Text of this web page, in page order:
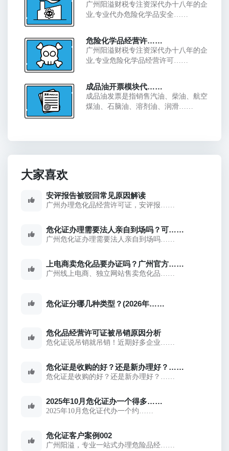
广州阳溢财税专注资深代办十八年的企
业,专业代办危险化学品安全……
危险化学品经营许……
广州阳溢财税专注资深代办十八年的企
业,专业危险化学品经营许可……
成品油开票模块代……
成品油发票是指销售汽油、柴油、航空
煤油、石脑油、溶剂油、润滑……
大家喜欢
安评报告被驳回常见原因解读
广州办理危化品经营许可证，安评报……
危化证办理需要法人亲自到场吗？可……
广州危化证办理需要法人亲自到场吗……
上电商卖危化品要办证吗？广州官方……
广州线上电商、独立网站售卖危化品……
危化证分哪几种类型？(2026年……
危化品经营许可证被吊销原因分析
危化证说吊销就吊销！近期好多企业……
危化证是收购的好？还是新办理好？……
危化证是收购的好？还是新办理好？……
2025年10月危化证办一个得多……
2025年10月危化证代办一个约……
危化证客户案例002
广州阳溢，专业一站式办理危险品经……